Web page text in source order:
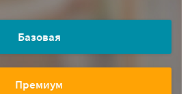
Базовая
Премиум